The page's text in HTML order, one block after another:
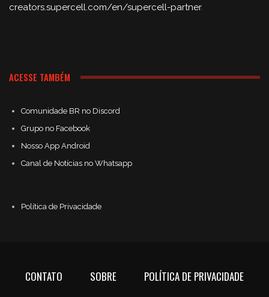
creators.supercell.com/en/supercell-partner.
ACESSE TAMBÉM
Comunidade BR no Discord
Grupo no Facebook
Nosso App Android
Canal de Notícias no Whatsapp
Política de Privacidade
CONTATO SOBRE POLÍTICA DE PRIVACIDADE